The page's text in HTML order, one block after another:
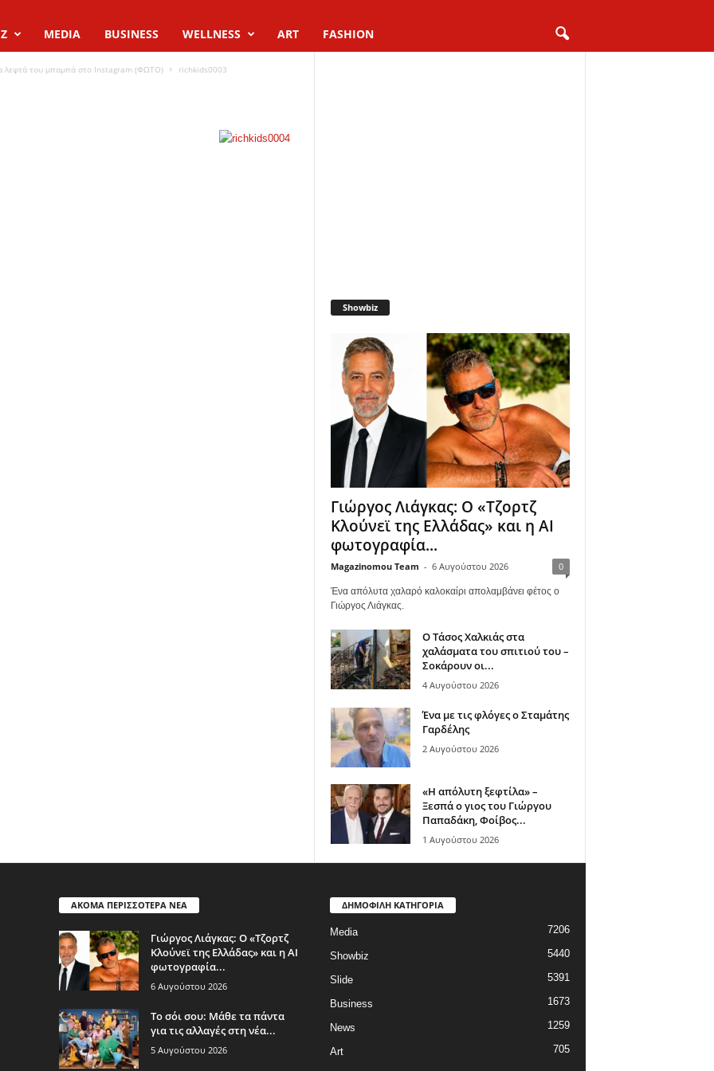
MEDIA BUSINESS WELLNESS ART FASHION
λεφτά του μπαμπά στο Instagram (ΦΩΤΟ) richkids0003
Showbiz
Γιώργος Λιάγκας: Ο «Τζορτζ
Κλούνεϊ της Ελλάδας» και η AI
φωτογραφία...
Magazinomou Team - 6 Αυγούστου 2026 0
Ένα απόλυτα χαλαρό καλοκαίρι απολαμβάνει φέτος ο
Γιώργος Λιάγκας.
Ο Τάσος Χαλκιάς στα
χαλάσματα του σπιτιού του –
Σοκάρουν οι...
4 Αυγούστου 2026
Ένα με τις φλόγες ο Σταμάτης
Γαρδέλης
2 Αυγούστου 2026
«Η απόλυτη ξεφτίλα» –
Ξεσπά ο γιος του Γιώργου
Παπαδάκη, Φοίβος...
1 Αυγούστου 2026
ΑΚΟΜΑ ΠΕΡΙΣΣΟΤΕΡΑ ΝΕΑ
Γιώργος Λιάγκας: Ο «Τζορτζ
Κλούνεϊ της Ελλάδας» και η AI
φωτογραφία...
6 Αυγούστου 2026
Το σόι σου: Μάθε τα πάντα
για τις αλλαγές στη νέα...
5 Αυγούστου 2026
ΔΗΜΟΦΙΛΗ ΚΑΤΗΓΟΡΙΑ
Media 7206
Showbiz 5440
Slide 5391
Business 1673
News 1259
Art 705